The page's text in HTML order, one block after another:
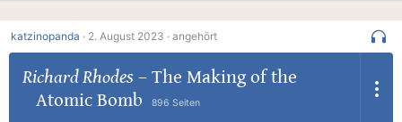
katzinopanda · 2. August 2023 · angehört
Richard Rhodes – The Making of the
Atomic Bomb
896 Seiten